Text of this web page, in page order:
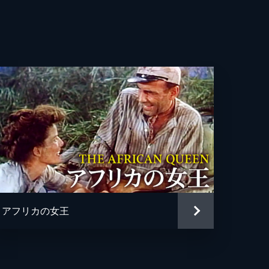
・チャーチル
イラー
ホルト
シス・フォード
・ニコルズ
アフリカの女王